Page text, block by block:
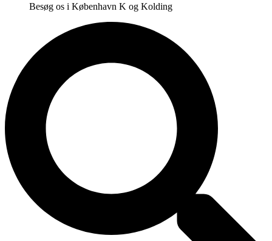
Besøg os i København K og Kolding